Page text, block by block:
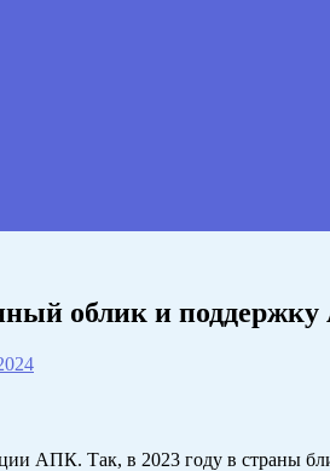
облик и
АПК. Так, в 2023 году в страны